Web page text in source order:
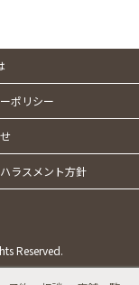
ポリシー
ラスメント方針
Reserved.